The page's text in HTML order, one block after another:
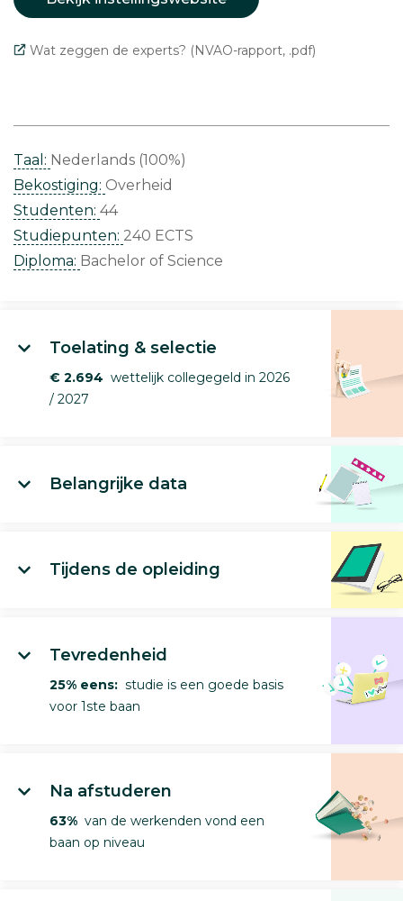
Wat zeggen de experts? (NVAO-rapport, .pdf)
Taal: Nederlands (100%)
Bekostiging: Overheid
Studenten: 44
Studiepunten: 240 ECTS
Diploma: Bachelor of Science
Toelating & selectie
€ 2.694 wettelijk collegegeld in 2026
/ 2027
Belangrijke data
Tijdens de opleiding
Tevredenheid
25% eens: studie is een goede basis
voor 1ste baan
Na afstuderen
63% van de werkenden vond een
baan op niveau